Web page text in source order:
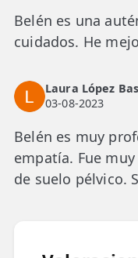
Belén es una
cuidados. He
Laura López
03-08-2023
Belén es muy
empatía. Fue
de suelo pélvico.